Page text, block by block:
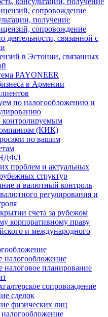
сопровождение
получение
сопровождение
деятельности, связанной с
в Эстонии, связанных
PAYONEER
в Армении
по налогообложению и
(КИК)
по вашим
НДФЛ
проблем и актуальных
структур
и валютный контроль
регулирования и
счета за рубежом
корпоративному праву
и международного
налогообложение
планирование
сопровождение
сделок
физических лиц